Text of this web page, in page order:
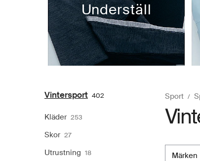
Underställ
Vintersport 402
Kläder 253
Skor 27
Utrustning 18
Sport
märken